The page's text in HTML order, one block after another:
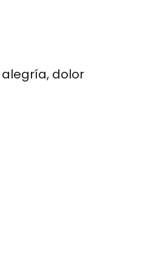
alegría, dolor